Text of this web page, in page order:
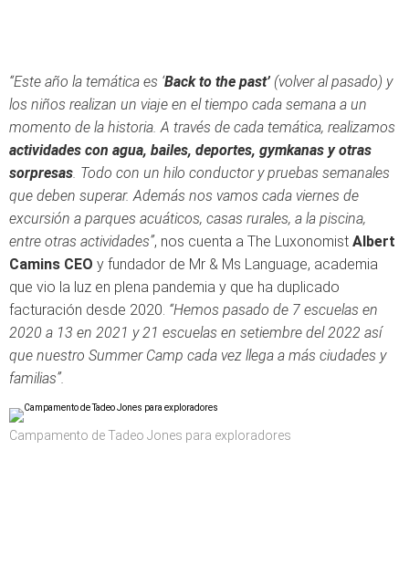
“Este año la temática es ‘Back to the past’ (volver al pasado) y
los niños realizan un viaje en el tiempo cada semana a un
momento de la historia. A través de cada temática, realizamos
actividades con agua, bailes, deportes, gymkanas y otras
sorpresas. Todo con un hilo conductor y pruebas semanales
que deben superar. Además nos vamos cada viernes de
excursión a parques acuáticos, casas rurales, a la piscina,
entre otras actividades”, nos cuenta a The Luxonomist Albert
Camins CEO y fundador de Mr & Ms Language, academia
que vio la luz en plena pandemia y que ha duplicado
facturación desde 2020. “Hemos pasado de 7 escuelas en
2020 a 13 en 2021 y 21 escuelas en setiembre del 2022 así
que nuestro Summer Camp cada vez llega a más ciudades y
familias”.
Campamento de Tadeo Jones para exploradores